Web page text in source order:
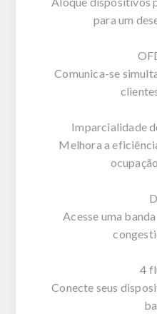
para um
Comunica-se
Imparcialidade
Melhora a
Acesse uma
4
Conecte seus